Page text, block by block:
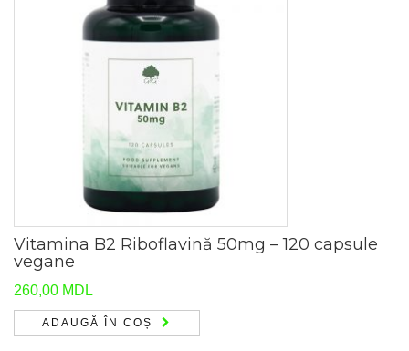
Vitamina B2 Riboflavină 50mg – 120 capsule
vegane
260,00 MDL
ADAUGĂ ÎN COȘ